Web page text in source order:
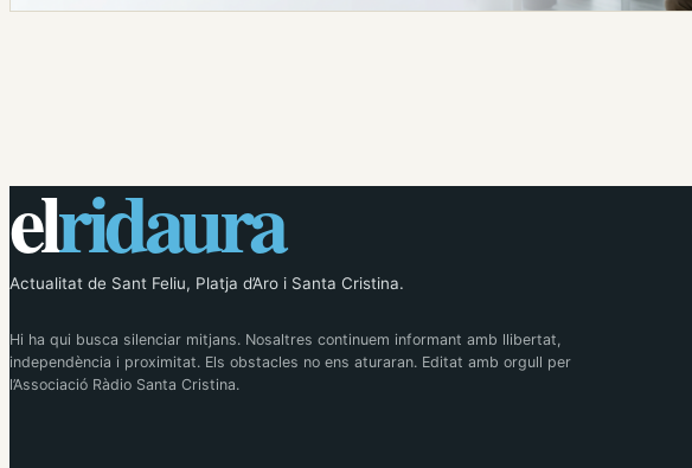
elridaura
Actualitat de Sant Feliu, Platja d’Aro i Santa Cristina.
Hi ha qui busca silenciar mitjans. Nosaltres continuem informant amb llibertat,
independència i proximitat. Els obstacles no ens aturaran. Editat amb orgull per
l’Associació Ràdio Santa Cristina.